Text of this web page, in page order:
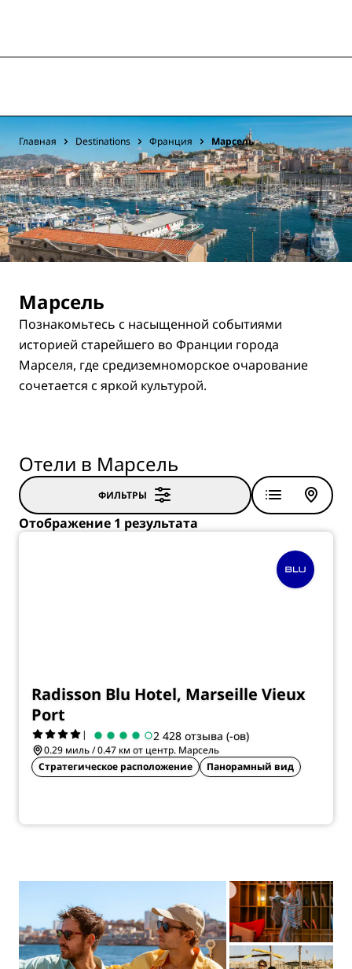
Главная Destinations Франция Марсель
Марсель
Познакомьтесь с насыщенной событиями
историей старейшего во Франции города
Марселя, где средиземноморское очарование
сочетается с яркой культурой.
Отели в Марсель
ФИЛЬТРЫ
Отображение 1 результата
Radisson Blu Hotel, Marseille Vieux
Port
| 2 428 отзыва (-ов)
0.29 миль / 0.47 км от центр. Марсель
Стратегическое расположение
Панорамный вид